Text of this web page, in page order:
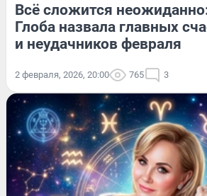
Всё сложится
Глоба назвала главных
и неудачников февраля
2 февраля, 2026, 20:00 765 3